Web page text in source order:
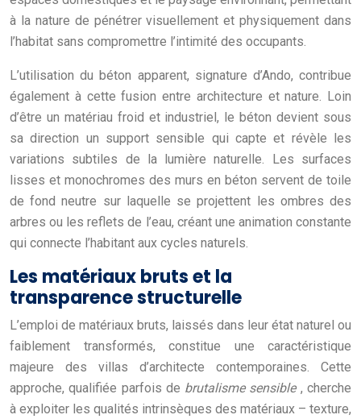
à la nature de pénétrer visuellement et physiquement dans
l’habitat sans compromettre l’intimité des occupants.
L’utilisation du béton apparent, signature d’Ando, contribue
également à cette fusion entre architecture et nature. Loin
d’être un matériau froid et industriel, le béton devient sous
sa direction un support sensible qui capte et révèle les
variations subtiles de la lumière naturelle. Les surfaces
lisses et monochromes des murs en béton servent de toile
de fond neutre sur laquelle se projettent les ombres des
arbres ou les reflets de l’eau, créant une animation constante
qui connecte l’habitant aux cycles naturels.
Les matériaux bruts et la
transparence structurelle
L’emploi de matériaux bruts, laissés dans leur état naturel ou
faiblement transformés, constitue une caractéristique
majeure des villas d’architecte contemporaines. Cette
approche, qualifiée parfois de brutalisme sensible , cherche
à exploiter les qualités intrinsèques des matériaux – texture,